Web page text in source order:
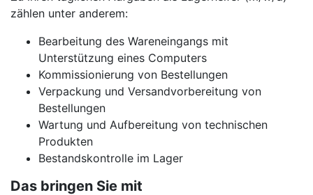
zählen unter anderem:
Bearbeitung des Wareneingangs mit
Unterstützung eines Computers
Kommissionierung von Bestellungen
Verpackung und Versandvorbereitung von
Bestellungen
Wartung und Aufbereitung von technischen
Produkten
Bestandskontrolle im Lager
Das bringen Sie mit